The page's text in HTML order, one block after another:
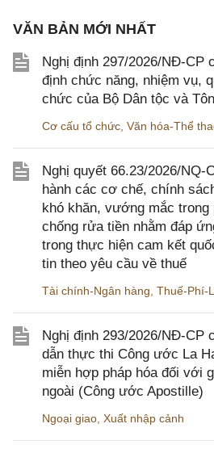
VĂN BẢN MỚI NHẤT
Nghị định 297/2026/NĐ-CP
định chức năng, nhiệm vụ,
chức của Bộ Dân tộc và
Cơ cấu tổ chức Văn hóa-Thể
Nghị quyết 66.23/2026/NQ-
hành các cơ chế, chính
khó khăn, vướng mắc trong
chống rửa tiền nhằm đáp
trong thực hiện cam kết
tin theo yêu cầu về thuế
Tài chính-Ngân hàng Thuế-Phí-
Nghị định 293/2026/NĐ-CP
dẫn thực thi Công ước La
miễn hợp pháp hóa đối với
ngoài (Công ước Apostille)
Ngoại giao Xuất nhập cảnh